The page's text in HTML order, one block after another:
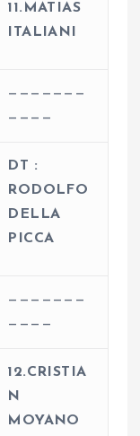
11.MATIAS
ITALIANI
———————
————
DT :
RODOLFO
DELLA
PICCA
———————
————
12.CRISTIA
N
MOYANO